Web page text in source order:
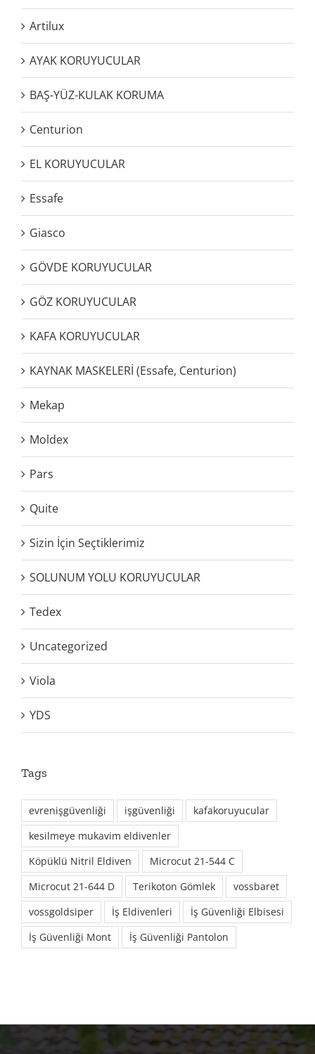
Artilux
AYAK KORUYUCULAR
BAŞ-YÜZ-KULAK KORUMA
Centurion
EL KORUYUCULAR
Essafe
Giasco
GÖVDE KORUYUCULAR
GÖZ KORUYUCULAR
KAFA KORUYUCULAR
KAYNAK MASKELERİ (Essafe, Centurion)
Mekap
Moldex
Pars
Quite
Sizin İçin Seçtiklerimiz
SOLUNUM YOLU KORUYUCULAR
Tedex
Uncategorized
Viola
YDS
Tags
evrenişgüvenliği işgüvenliği
kafakoruyucular
kesilmeye mukavim eldivenler
Köpüklü Nitril Eldiven
Microcut 21-544 C
Microcut 21-644 D
Terikoton Gömlek
vossbaret
vossgoldsiper
İş Eldivenleri
İş Güvenliği Elbisesi
İş Güvenliği Mont
İş Güvenliği Pantolon